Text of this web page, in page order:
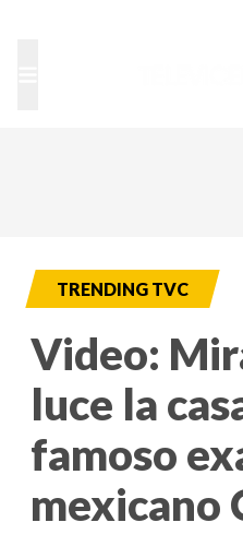
TRENDING TVC
Video:
luce la
famoso
mexicano